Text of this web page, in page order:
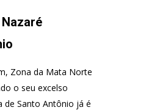
Zona da Mata Norte
o seu excelso
de Santo Antônio já é